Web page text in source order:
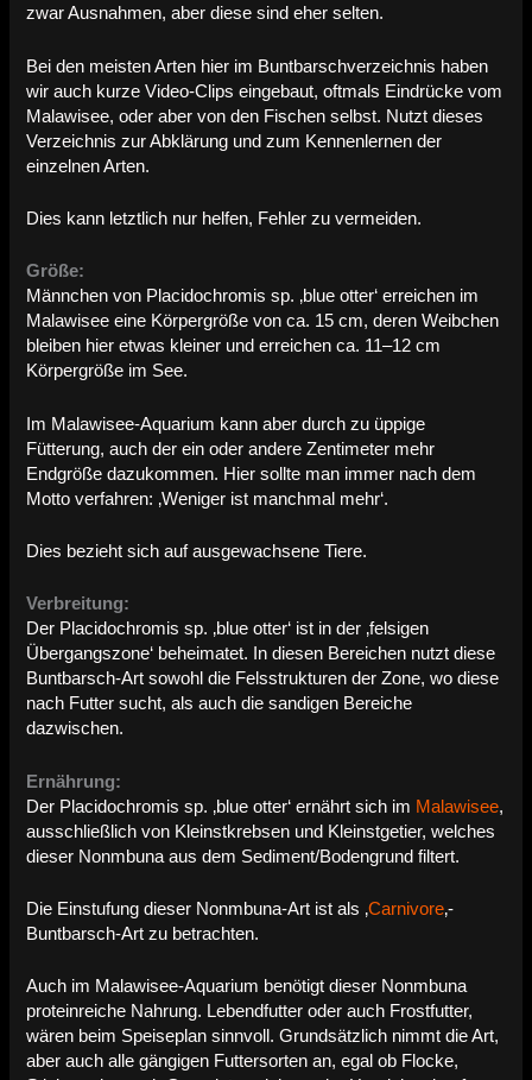
zwar Ausnahmen, aber diese sind eher selten.
Bei den meisten Arten hier im Buntbarschverzeichnis haben
wir auch kurze Video-Clips eingebaut, oftmals Eindrücke vom
Malawisee, oder aber von den Fischen selbst. Nutzt dieses
Verzeichnis zur Abklärung und zum Kennenlernen der
einzelnen Arten.
Dies kann letztlich nur helfen, Fehler zu vermeiden.
Größe:
Männchen von Placidochromis sp. ‚blue otter‘ erreichen im
Malawisee eine Körpergröße von ca. 15 cm, deren Weibchen
bleiben hier etwas kleiner und erreichen ca. 11–12 cm
Körpergröße im See.
Im Malawisee-Aquarium kann aber durch zu üppige
Fütterung, auch der ein oder andere Zentimeter mehr
Endgröße dazukommen. Hier sollte man immer nach dem
Motto verfahren: ‚Weniger ist manchmal mehr‘.
Dies bezieht sich auf ausgewachsene Tiere.
Verbreitung:
Der Placidochromis sp. ‚blue otter‘ ist in der ‚felsigen
Übergangszone‘ beheimatet. In diesen Bereichen nutzt diese
Buntbarsch-Art sowohl die Felsstrukturen der Zone, wo diese
nach Futter sucht, als auch die sandigen Bereiche
dazwischen.
Ernährung:
Der Placidochromis sp. ‚blue otter‘ ernährt sich im Malawisee,
ausschließlich von Kleinstkrebsen und Kleinstgetier, welches
dieser Nonmbuna aus dem Sediment/Bodengrund filtert.
Die Einstufung dieser Nonmbuna-Art ist als ‚Carnivore‚-
Buntbarsch-Art zu betrachten.
Auch im Malawisee-Aquarium benötigt dieser Nonmbuna
proteinreiche Nahrung. Lebendfutter oder auch Frostfutter,
wären beim Speiseplan sinnvoll. Grundsätzlich nimmt die Art,
aber auch alle gängigen Futtersorten an, egal ob Flocke,